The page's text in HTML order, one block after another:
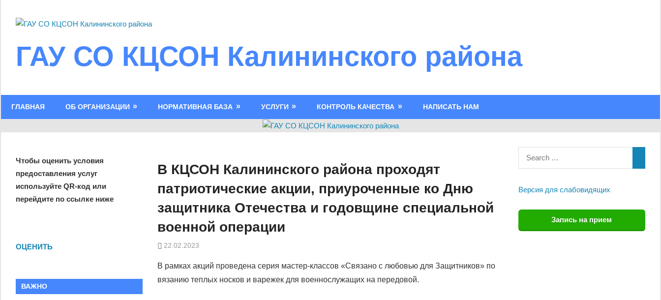
ГАУ СО КЦСОН Калининского района
ГЛАВНАЯ ОБ ОРГАНИЗАЦИИ НОРМАТИВНАЯ БАЗА УСЛУГИ КОНТРОЛЬ КАЧЕСТВА НАПИСАТЬ НАМ
В КЦСОН Калининского района проходят
патриотические акции, приуроченные ко Дню
защитника Отечества и годовщине специальной
военной операции
22.02.2023
В рамках акций проведена серия мастер-классов «Связано с любовью для Защитников» по
вязанию теплых носков и варежек для военнослужащих на передовой.
Чтобы оценить условия
предоставления услуг
используйте QR-код или
перейдите по ссылке ниже
ОЦЕНИТЬ
ВАЖНО
Версия для слабовидящих
Запись на прием